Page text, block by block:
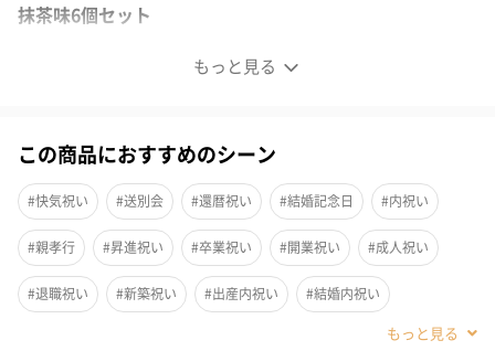
もっと見る
抹茶味6個セット
この商品におすすめのシーン
#快気祝い #送別会 #還暦祝い #結婚記念日 #内祝い
#親孝行 #昇進祝い #卒業祝い #開業祝い #成人祝い
#退職祝い #新築祝い #出産内祝い #結婚内祝い
#喜寿祝い